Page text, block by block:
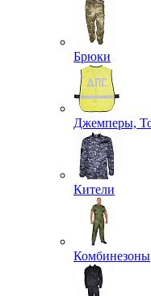
Брюки
Джемперы,
Кители
Комбинезоны